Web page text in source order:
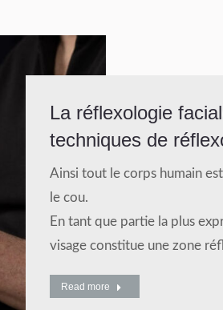
La réflexologie
techniques de
Ainsi tout le corps humain
le cou.
En tant que partie la plus
visage constitue une zone
Read more